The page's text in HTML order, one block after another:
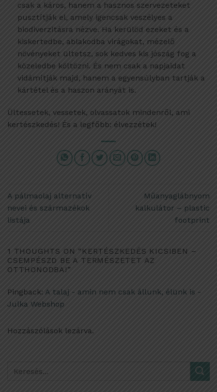
csak a káros, hanem a hasznos szervezeteket
pusztítják el, amely igencsak veszélyes a
biodiverzitásra nézve. Ha kerülöd ezeket és a
kiskertedbe, ablakodba virágokat, mézelő
növényeket ültetsz, sok kedves kis jószág fog a
közeledbe költözni. És nem csak a napjaidat
vidámítják majd, hanem a egyensúlyban tartják a
kártétel és a haszon arányát is.
Ültessetek, vessetek, olvassatok mindenről, ami
kertészkedés! És a legfőbb: élvezzétek!
A pálmaolaj alternatív
nevei és származékok
listája
Műanyaglábnyom
kalkulátor – plastic
footprint
1 THOUGHTS ON “ KERTÉSZKEDÉS KICSIBEN –
CSEMPÉSZD BE A TERMÉSZETET AZ
OTTHONODBA!”
Pingback: A talaj - amin nem csak állunk, élünk is -
Julka Webshop
Hozzászólások lezárva.